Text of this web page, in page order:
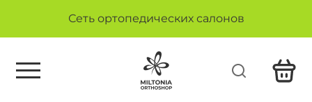
Сеть ортопедических салонов